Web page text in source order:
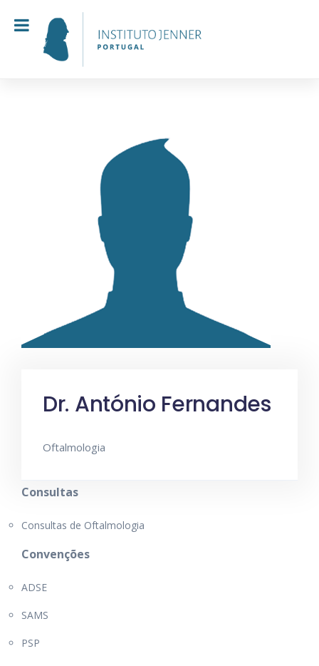
Dr. António Fernandes
Oftalmologia
Consultas
Consultas de Oftalmologia
Convenções
ADSE
SAMS
PSP